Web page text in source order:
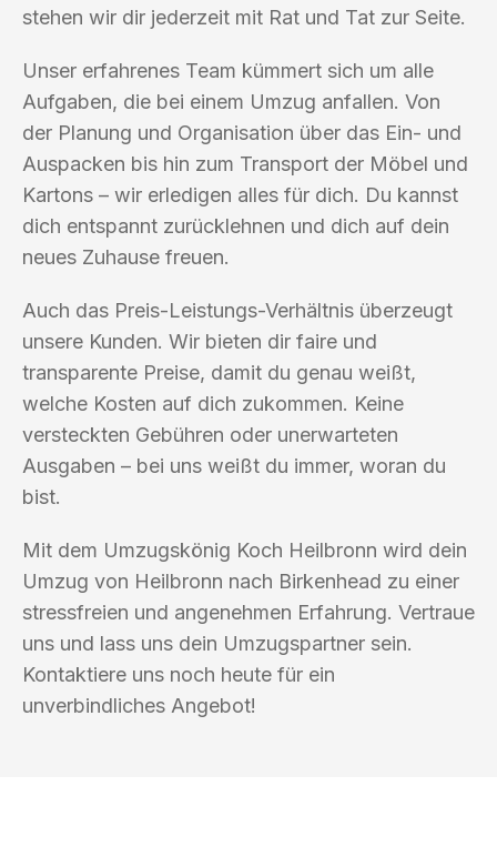
stehen wir dir jederzeit mit Rat und Tat zur Seite.
Unser erfahrenes Team kümmert sich um alle
Aufgaben, die bei einem Umzug anfallen. Von
der Planung und Organisation über das Ein- und
Auspacken bis hin zum Transport der Möbel und
Kartons – wir erledigen alles für dich. Du kannst
dich entspannt zurücklehnen und dich auf dein
neues Zuhause freuen.
Auch das Preis-Leistungs-Verhältnis überzeugt
unsere Kunden. Wir bieten dir faire und
transparente Preise, damit du genau weißt,
welche Kosten auf dich zukommen. Keine
versteckten Gebühren oder unerwarteten
Ausgaben – bei uns weißt du immer, woran du
bist.
Mit dem Umzugskönig Koch Heilbronn wird dein
Umzug von Heilbronn nach Birkenhead zu einer
stressfreien und angenehmen Erfahrung. Vertraue
uns und lass uns dein Umzugspartner sein.
Kontaktiere uns noch heute für ein
unverbindliches Angebot!